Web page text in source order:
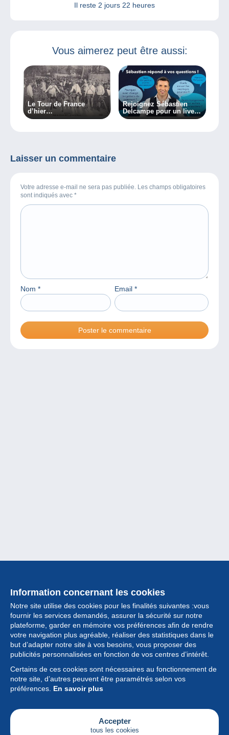
Il reste 2 jours 22 heures
Vous aimerez peut être aussi:
Le Tour de France
d’hier…
Rejoignez Sébastien
Delcampe pour un live
le 20/02/2024 !
Laisser un commentaire
Votre adresse e-mail ne sera pas publiée. Les champs obligatoires
sont indiqués avec *
Nom * Email *
Information concernant les cookies
Notre site utilise des cookies pour les finalités suivantes :vous
fournir les services demandés, assurer la sécurité sur notre
plateforme, garder en mémoire vos préférences afin de rendre
votre navigation plus agréable, réaliser des statistiques dans le
but d’adapter notre site à vos besoins, vous proposer des
publicités personnalisées en fonction de vos centres d’intérêt.
Certains de ces cookies sont nécessaires au fonctionnement de
notre site, d’autres peuvent être paramétrés selon vos
préférences. En savoir plus
Accepter
tous les cookies
Collection
Actualités
Fonctionnalités
Société